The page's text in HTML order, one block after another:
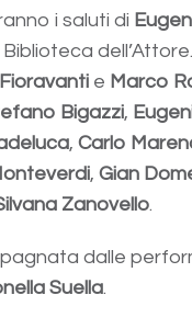
i saluti di
dell’Attore.
e Marco
Bigazzi,
, Carlo
, Gian
Zanovello.
dalle
Suella.